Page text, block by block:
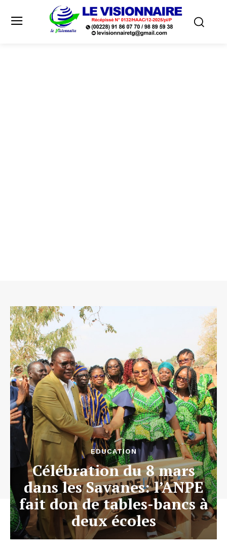
EDUCATION
Célébration du 8 mars
dans les Savanes: l’ANPE
fait don de tables-bancs à
deux écoles